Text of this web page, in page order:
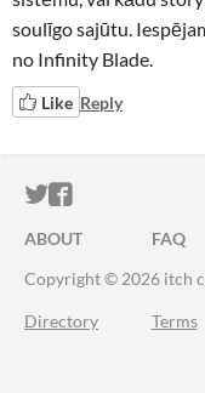
soulīgo sajūtu.
no Infinity Blade.
Like Reply
ITCH.IO ON
ITCH.IO ON
ABOUT FAQ
Copyright © 2026 itch
Directory Terms